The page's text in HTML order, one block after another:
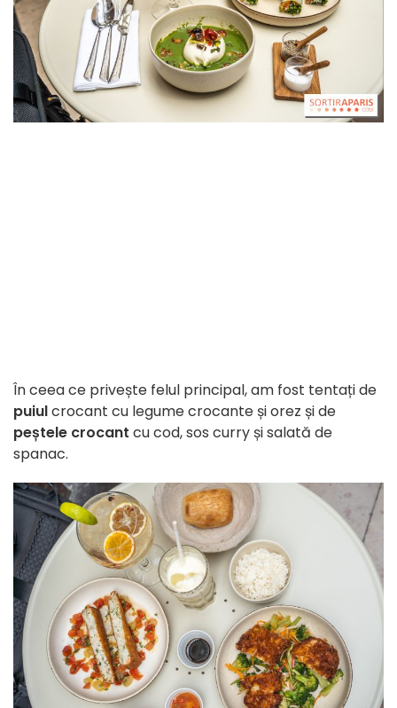
În ceea ce privește felul principal, am fost tentați de
puiulcrocant cu legume crocante și orez și de
peștele crocant cu cod, sos curry și salată de
spanac.